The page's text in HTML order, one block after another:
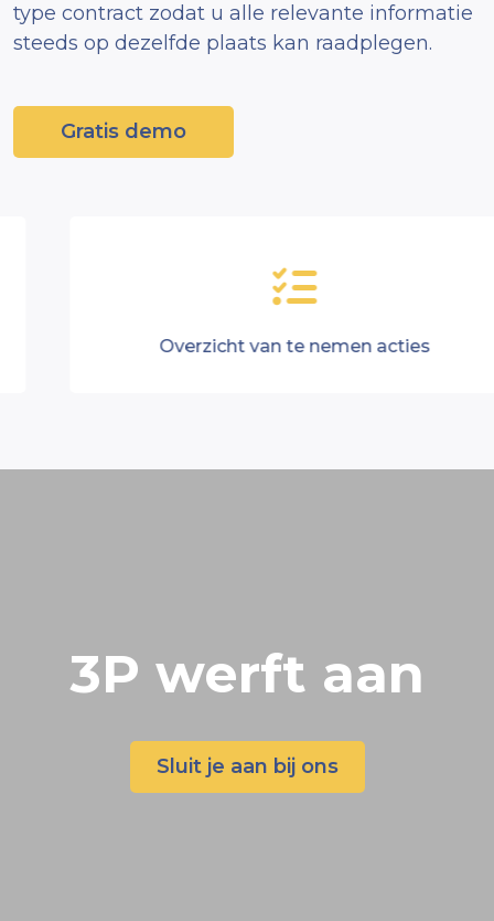
type contract zodat u alle relevante informatie
steeds op dezelfde plaats kan raadplegen.
Gratis demo
Overzicht van te nemen acties
3P werft aan
Sluit je aan bij ons